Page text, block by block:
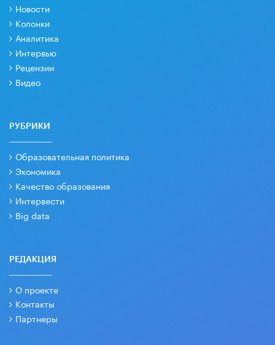
Новости
Колонки
Аналитика
Интервью
Рецензии
Видео
РУБРИКИ
Образовательная политика
Экономика
Качество образования
Интервести
Big data
РЕДАКЦИЯ
О проекте
Контакты
Партнеры